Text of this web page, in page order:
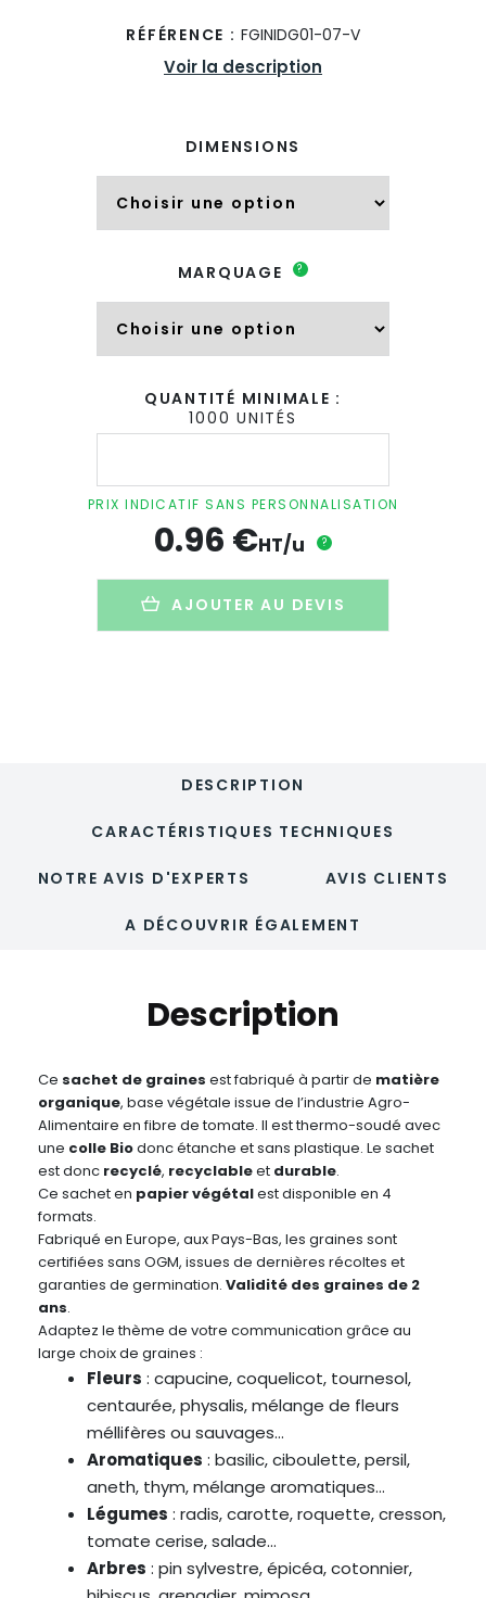
RÉFÉRENCE : FGINIDG01-07-V
Voir la description
DIMENSIONS
MARQUAGE ?
QUANTITÉ MINIMALE :
1000 UNITÉS
quantité
de
graines
personnalisé
biosourcé
-
PRIX INDICATIF SANS PERSONNALISATION
0.96 €HT/u ?
AJOUTER AU DEVIS
DESCRIPTION
CARACTÉRISTIQUES TECHNIQUES
NOTRE AVIS D'EXPERTS AVIS CLIENTS
A DÉCOUVRIR ÉGALEMENT
Description
Ce sachet de graines est fabriqué à partir de matière
organique, base végétale issue de l’industrie Agro-
Alimentaire en fibre de tomate. Il est thermo-soudé avec
une colle Biodonc étanche et sans plastique. Le sachet
est donc recyclé, recyclableet durable.
Ce sachet en papier végétalest disponible en 4
formats.
Fabriqué en Europe, aux Pays-Bas, les graines sont
certifiées sans OGM, issues de dernières récoltes et
garanties de germination. Validité des graines de 2
ans.
Adaptez le thème de votre communication grâce au
large choix de graines :
Fleurs : capucine, coquelicot, tournesol,
centaurée, physalis, mélange de fleurs
méllifères ou sauvages…
Aromatiques : basilic, ciboulette, persil,
aneth, thym, mélange aromatiques…
Légumes : radis, carotte, roquette, cresson,
tomate cerise, salade…
Arbres : pin sylvestre, épicéa, cotonnier,